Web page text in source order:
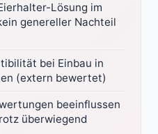
Lösung im
genereller Nachteil
bei Einbau in
(extern bewertet)
beeinflussen
überwiegend